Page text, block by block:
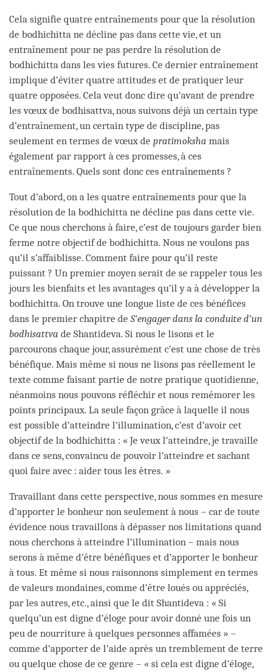
Cela signifie quatre entraînements pour que la résolution
de bodhichitta ne décline pas dans cette vie, et un
entraînement pour ne pas perdre la résolution de
bodhichitta dans les vies futures. Ce dernier entraînement
implique d’éviter quatre attitudes et de pratiquer leur
quatre opposées. Cela veut donc dire qu’avant de prendre
les vœux de bodhisattva, nous suivons déjà un certain type
d’entraînement, un certain type de discipline, pas
seulement en termes de vœux de pratimoksha mais
également par rapport à ces promesses, à ces
entraînements. Quels sont donc ces entraînements ?
Tout d’abord, on a les quatre entraînements pour que la
résolution de la bodhichitta ne décline pas dans cette vie.
Ce que nous cherchons à faire, c’est de toujours garder bien
ferme notre objectif de bodhichitta. Nous ne voulons pas
qu’il s’affaiblisse. Comment faire pour qu’il reste
puissant ? Un premier moyen serait de se rappeler tous les
jours les bienfaits et les avantages qu’il y a à développer la
bodhichitta. On trouve une longue liste de ces bénéfices
dans le premier chapitre de S’engager dans la conduite d’un
bodhisattva de Shantideva. Si nous le lisons et le
parcourons chaque jour, assurément c’est une chose de très
bénéfique. Mais même si nous ne lisons pas réellement le
texte comme faisant partie de notre pratique quotidienne,
néanmoins nous pouvons réfléchir et nous remémorer les
points principaux. La seule façon grâce à laquelle il nous
est possible d’atteindre l’illumination, c’est d’avoir cet
objectif de la bodhichitta : « Je veux l’atteindre, je travaille
dans ce sens, convaincu de pouvoir l’atteindre et sachant
quoi faire avec : aider tous les êtres. »
Travaillant dans cette perspective, nous sommes en mesure
d’apporter le bonheur non seulement à nous – car de toute
évidence nous travaillons à dépasser nos limitations quand
nous cherchons à atteindre l’illumination – mais nous
serons à même d’être bénéfiques et d’apporter le bonheur
à tous. Et même si nous raisonnons simplement en termes
de valeurs mondaines, comme d’être loués ou appréciés,
par les autres, etc., ainsi que le dit Shantideva : « Si
quelqu’un est digne d’éloge pour avoir donné une fois un
peu de nourriture à quelques personnes affamées » –
comme d’apporter de l’aide après un tremblement de terre
ou quelque chose de ce genre – « si cela est digne d’éloge,